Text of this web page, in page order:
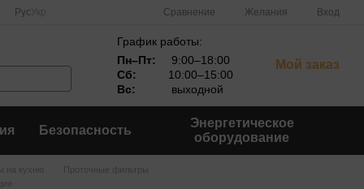
Рус Сравнение Желания Вход
График работы:
Пн–Пт:
9:00–18:00
Сб:
10:00–15:00
Вс:
выходной
Мой заказ
Безопасность
Энергетическое
оборудование
на кухню
Проточные фильтры